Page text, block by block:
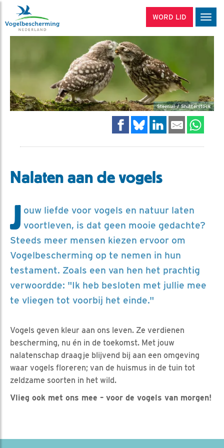
WORD LID
Steenuil / Shutterstock
Nalaten aan de vogels
J ouw liefde voor vogels en natuur laten
voortleven, is dat geen mooie gedachte?
Steeds meer mensen kiezen ervoor om
Vogelbescherming op te nemen in hun
testament. Zoals een van hen het prachtig
verwoordde: "Ik heb besloten met jullie mee
te vliegen tot voorbij het einde."
Vogels geven kleur aan ons leven. Ze verdienen
bescherming, nu én in de toekomst. Met jouw
nalatenschap draag je blijvend bij aan een omgeving
waar vogels floreren; van de huismus in de tuin tot
zeldzame soorten in het wild.
Vlieg ook met ons mee – voor de vogels van morgen!